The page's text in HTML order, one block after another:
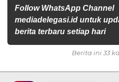
Follow WhatsApp Channel
mediadelegasi.id untuk
berita terbaru setiap hari
Berita ini 33